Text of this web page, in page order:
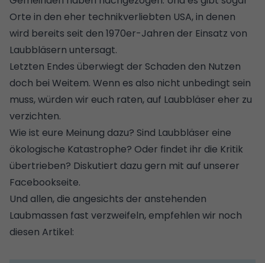
Orte in den eher technikverliebten USA, in denen
wird bereits seit den 1970er-Jahren der Einsatz von
Laubbläsern untersagt.
Letzten Endes überwiegt der Schaden den Nutzen
doch bei Weitem. Wenn es also nicht unbedingt sein
muss, würden wir euch raten, auf Laubbläser eher zu
verzichten.
Wie ist eure Meinung dazu? Sind Laubbläser eine
ökologische Katastrophe? Oder findet ihr die Kritik
übertrieben? Diskutiert dazu gern mit auf unserer
Facebookseite.
Und allen, die angesichts der anstehenden
Laubmassen fast verzweifeln, empfehlen wir noch
diesen Artikel: